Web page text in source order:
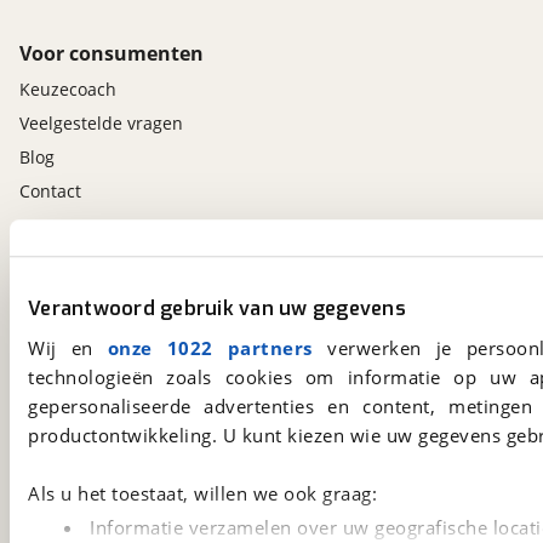
Verantwoord gebruik van uw gegevens
Wij en onze 1022 partners verwerken je
technologieën zoals cookies om informatie op
gepersonaliseerde advertenties en content,
productontwikkeling. U kunt kiezen wie uw gegevens
Als u het toestaat, willen we ook graag:
Informatie verzamelen over uw geografische
Voor consumenten
Keuzecoach
Veelgestelde vragen
Blog
Contact
viaBOVAG.nl
15
Een initiatief van
BOVAG
viaBOVAG.nl app
Altijd het meest recente aanbod bij de hand.